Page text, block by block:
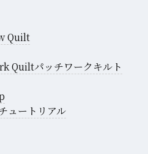
Quilt
Quiltパッチワークキルト
ュートリアル